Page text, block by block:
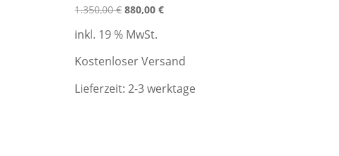
1.350,00€ Ursprünglicher
war:
1.350,00 €
880,00€Aktueller
880,00 €.
inkl. 19 % MwSt.
Kostenloser Versand
Lieferzeit:2-3 werktage